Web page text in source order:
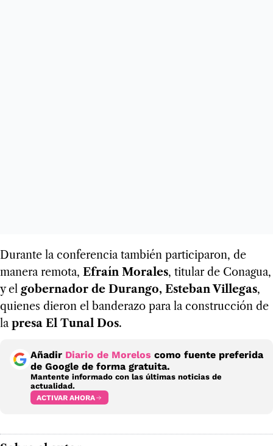
Durante la conferencia también participaron, de
manera remota, Efraín Morales, titular de Conagua,
y el gobernador de Durango, Esteban Villegas,
quienes dieron el banderazo para la construcción de
la presa El Tunal Dos.
Añadir Diario de Morelos como fuente preferida
de Google de forma gratuita.
Mantente informado con las últimas noticias de
actualidad.
ACTIVAR AHORA